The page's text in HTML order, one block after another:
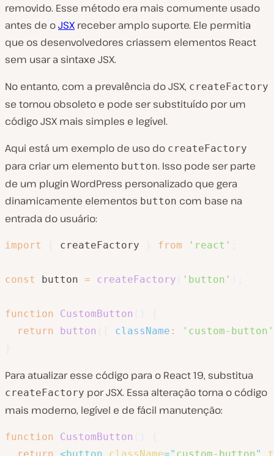
removido. Esse método era mais comumente usado
antes de oJSX receber amplo suporte. Ele permitia
que os desenvolvedores criassem elementos React
sem usar a sintaxe JSX.
No entanto, com a prevalência do JSX, createFactory
se tornou obsoleto e pode ser substituído por um
código JSX mais simples e legível.
Aqui está um exemplo de uso do createFactory
para criar um elemento button. Isso pode ser parte
de um plugin WordPress personalizado que gera
dinamicamente elementos button com base na
entrada do usuário:
import createFactory from 'react'
const button = createFactory 'button'
function CustomButton
return
button className :
'custom-button'
Para atualizar esse código para o React 19, substitua
createFactory por JSX. Essa alteração torna o código
mais moderno, legível e de fácil manutenção:
function CustomButton